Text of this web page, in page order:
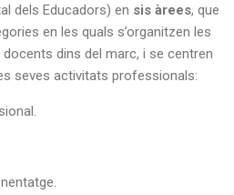
dels Educadors) en sis àrees, que
en les quals s’organitzen les
dins del marc, i se centren
seves activitats professionals: